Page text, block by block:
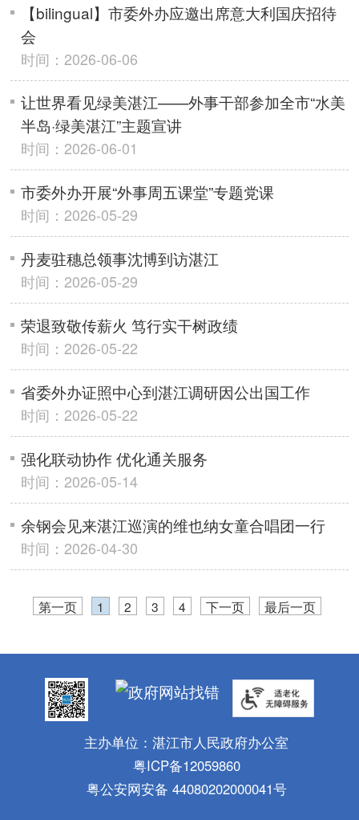
【bilingual】市委外办应邀出席意大利国庆招待
会
时间：2026-06-06
让世界看见绿美湛江——外事干部参加全市“水美
半岛·绿美湛江”主题宣讲
时间：2026-06-01
市委外办开展“外事周五课堂”专题党课
时间：2026-05-29
丹麦驻穗总领事沈博到访湛江
时间：2026-05-29
荣退致敬传薪火 笃行实干树政绩
时间：2026-05-22
省委外办证照中心到湛江调研因公出国工作
时间：2026-05-22
强化联动协作 优化通关服务
时间：2026-05-14
余钢会见来湛江巡演的维也纳女童合唱团一行
时间：2026-04-30
第一页 1 2 3 4 下一页 最后一页
主办单位：湛江市人民政府办公室
粤ICP备12059860
粤公安网安备 44080202000041号